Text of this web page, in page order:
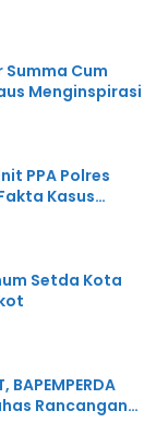
Cum
Menginspirasi
PPA Polres
Kasus
Setda Kota
Rancangan